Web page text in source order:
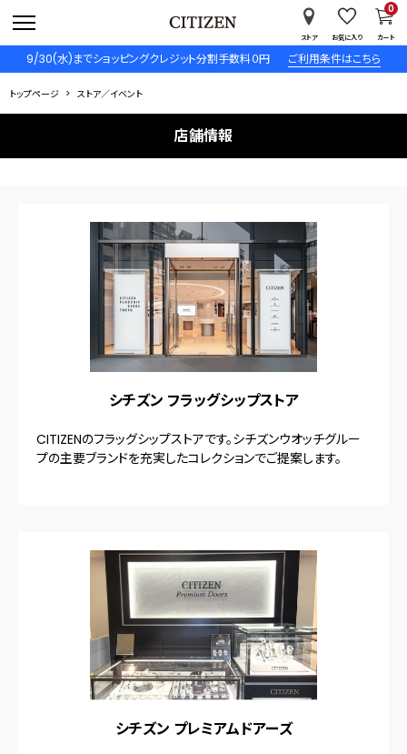
9/30(水)までショッピングクレジット分割手数料０円 ご利用条件はこちら
ストア お気に入り カート
0
トップページ ストア／イベント
店舗情報
シチズン フラッグシップストア
CITIZENのフラッグシップストアです。シチズンウオッチグルー
プの主要ブランドを充実したコレクションでご提案します。
シチズン プレミアムドアーズ